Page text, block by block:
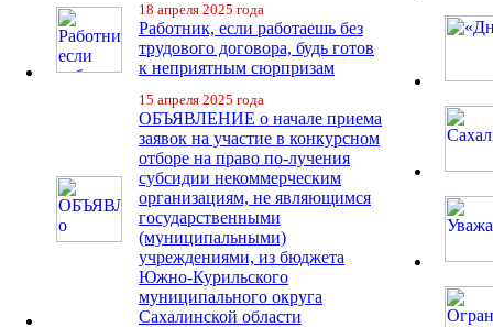
18 апреля 2025 года
Работник, если работаешь без
трудового договора, будь готов
к неприятным сюрпризам
15 апреля 2025 года
ОБЪЯВЛЕНИЕ о начале приема
заявок на участие в конкурсном
отборе на право по-лучения
субсидии некоммерческим
организациям, не являющимся
государственными
(муниципальными)
учреждениями, из бюджета
Южно-Курильского
муниципального округа
Сахалинской области